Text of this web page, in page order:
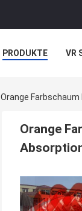
PRODUKTE VR
Orange
Orange